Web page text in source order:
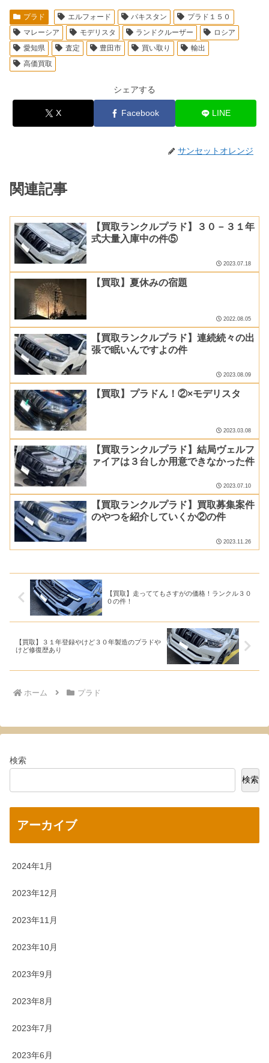
プラド エルフォード パキスタン
プラド１５０
マレーシア
モデリスタ ランドクルーザー
ロシア
愛知県
査定 豊田市 買い取り
輸出
高価買取
シェアする
X Facebook LINE
サンセットオレンジ
関連記事
【買取ランクルプラド】３０－３１年
式大量入庫中の件⑤
2023.07.18
【買取】夏休みの宿題
2022.08.05
【買取ランクルプラド】連続続々の出
張で眠いんですよの件
2023.08.09
【買取】プラドん！②×モデリスタ
2023.03.08
【買取ランクルプラド】結局ヴェルフ
ァイアは３台しか用意できなかった件
2023.07.10
【買取ランクルプラド】買取募集案件
のやつを紹介していくか②の件
2023.11.26
【買取】走っててもさすがの価格！ランクル３０
０の件！
【買取】３１年登録やけど３０年製造のプラドや
けど修復歴あり
ホーム プラド
検索
検索
アーカイブ
2024年1月
2023年12月
2023年11月
2023年10月
2023年9月
2023年8月
2023年7月
2023年6月